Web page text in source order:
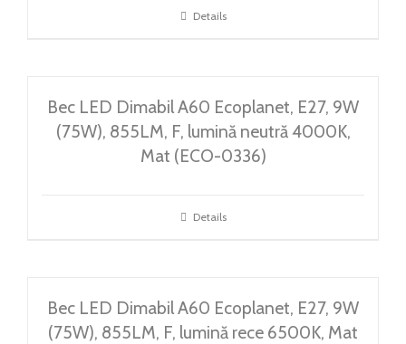
Details
Bec LED Dimabil A60 Ecoplanet, E27, 9W
(75W), 855LM, F, lumină neutră 4000K,
Mat (ECO-0336)
Details
Bec LED Dimabil A60 Ecoplanet, E27, 9W
(75W), 855LM, F, lumină rece 6500K, Mat